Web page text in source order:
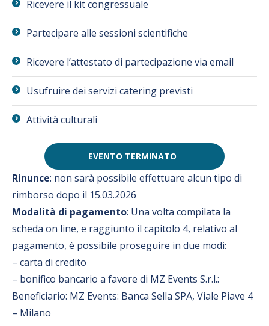
Ricevere il kit congressuale
Partecipare alle sessioni scientifiche
Ricevere l’attestato di partecipazione via email
Usufruire dei servizi catering previsti
Attività culturali
EVENTO TERMINATO
Rinunce: non sarà possibile effettuare alcun tipo di
rimborso dopo il 15.03.2026
Modalità di pagamento: Una volta compilata la
scheda on line, e raggiunto il capitolo 4, relativo al
pagamento, è possibile proseguire in due modi:
– carta di credito
– bonifico bancario a favore di MZ Events S.r.l.:
Beneficiario: MZ Events: Banca Sella SPA, Viale Piave 4
– Milano